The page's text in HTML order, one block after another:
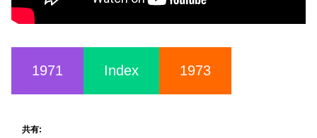
1971 Index 1973
共有: